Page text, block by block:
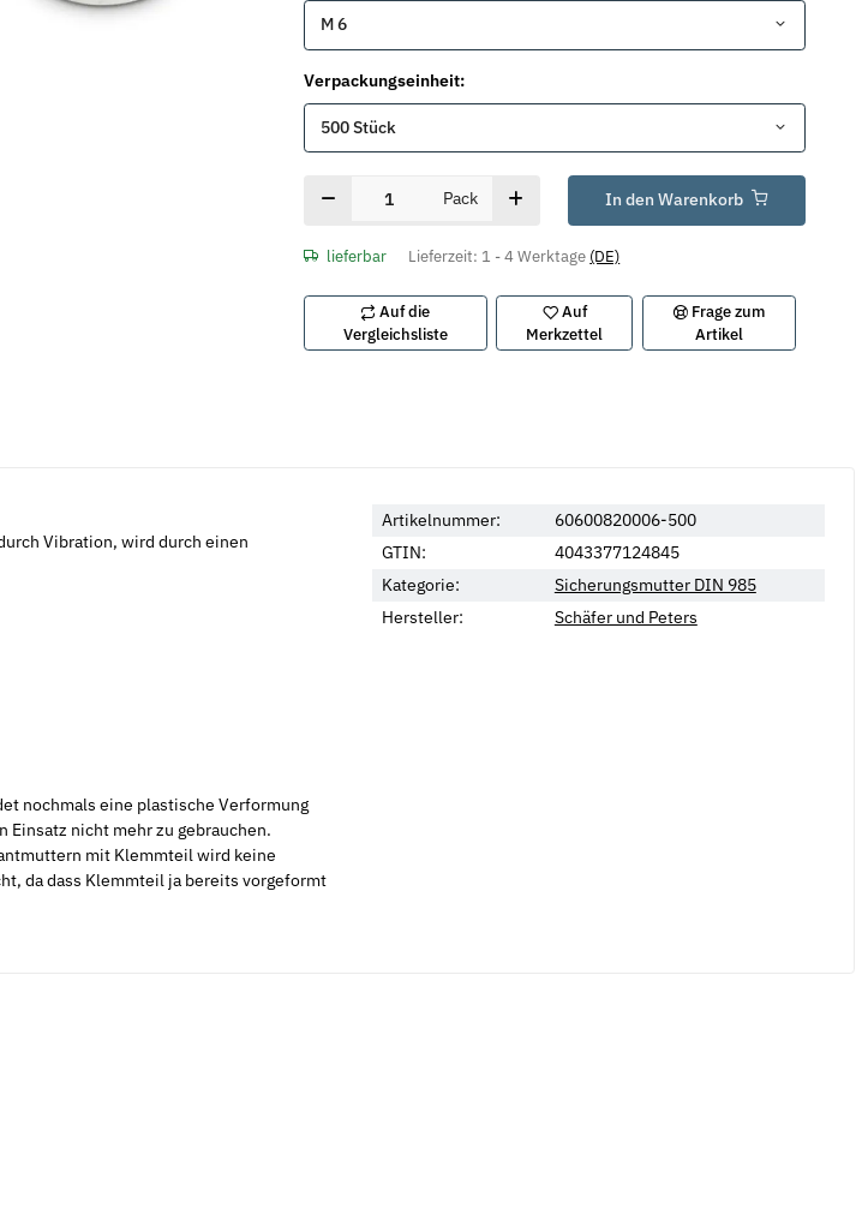
M 6
Verpackungseinheit:
500 Stück
Pack In den Warenkorb
lieferbar Lieferzeit: 1 - 4 Werktage (DE)
Auf die
Vergleichsliste
Auf
Merkzettel
Frage zum
Artikel
Vibration, wird durch einen
nochmals eine plastische Verformung
nicht mehr zu gebrauchen.
mit Klemmteil wird keine
da dass Klemmteil ja bereits vorgeformt
Artikelnummer:
60600820006-500
GTIN:
4043377124845
Kategorie:
Sicherungsmutter DIN 985
Hersteller:
Schäfer und Peters